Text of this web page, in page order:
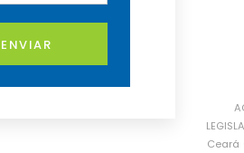
ENVIAR
Ceará